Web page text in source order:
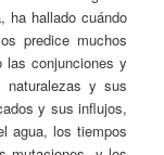
ha hallado cuándo
predice muchos
conjunciones y
y sus
y sus influjos,
agua, los tiempos